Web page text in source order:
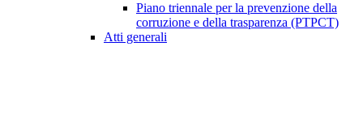
Piano triennale per la prevenzione della
corruzione e della trasparenza (PTPCT)
Atti generali